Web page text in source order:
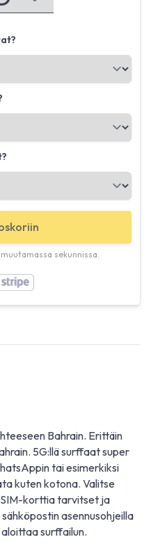
sekunnissa.
Bahrain. Erittäin
5G:llä surffaat super
tai esimerkiksi
kuten kotona. Valitse
korttia tarvitset ja
asennusohjeilla
surffailun.